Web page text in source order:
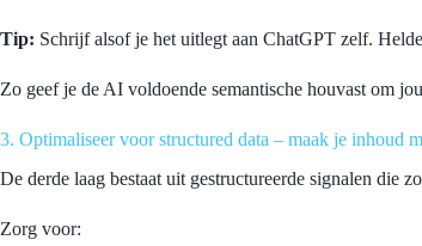
Tip: Schrijf alsof je het uitlegt aan ChatGPT zelf.
Zo geef je de AI voldoende semantische houvast om
3. Optimaliseer voor structured data – maak je inhoud
De derde laag bestaat uit gestructureerde signalen die
Zorg voor: